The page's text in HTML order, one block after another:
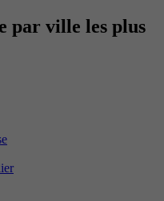
par ville les plus